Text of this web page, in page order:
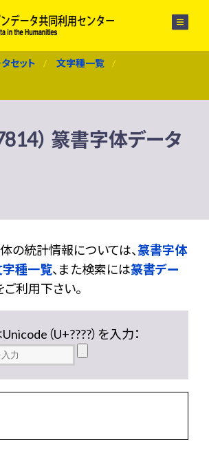
セット 文字種一覧
） 篆書字体データ
の統計情報については、篆書字体
字種一覧、また検索には篆書デー
ご利用下さい。
（U+????）を入力：